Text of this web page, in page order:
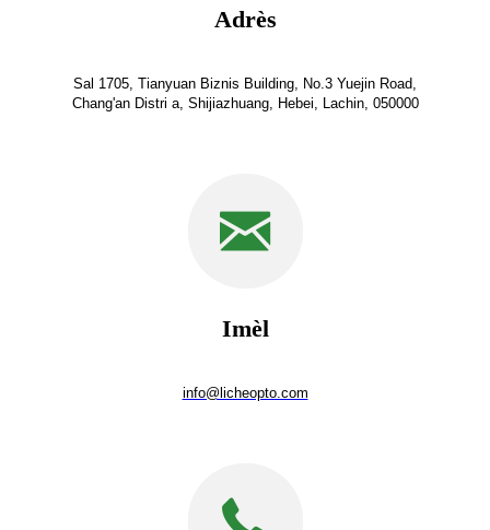
Adrès
Sal 1705, Tianyuan Biznis Building, No.3 Yuejin Road,
Chang'an Distri a, Shijiazhuang, Hebei, Lachin, 050000
Imèl
info@licheopto.com